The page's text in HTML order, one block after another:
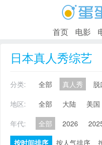
首页 电影
日本真人秀综艺
分类: 全部 真人秀 脱
地区:
全部 大陆 美国
年代:
全部 2026
按时间排序
按人气排序